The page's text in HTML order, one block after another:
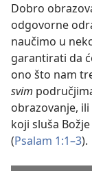
Dobro
odgovorne
naučimo u
garantirati da
ono što nam
svim
obrazovanje,
koji sluša
(Psalam 1:1–3).